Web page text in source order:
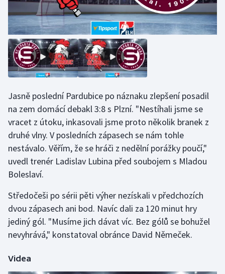
Jasně poslední Pardubice po náznaku zlepšení posadil
na zem domácí debakl 3:8 s Plzní. "Nestíhali jsme se
vracet z útoku, inkasovali jsme proto několik branek z
druhé vlny. V posledních zápasech se nám tohle
nestávalo. Věřím, že se hráči z nedělní porážky poučí,"
uvedl trenér Ladislav Lubina před soubojem s Mladou
Boleslaví.
Středočeši po sérii pěti výher nezískali v předchozích
dvou zápasech ani bod. Navíc dali za 120 minut hry
jediný gól. "Musíme jich dávat víc. Bez gólů se bohužel
nevyhrává," konstatoval obránce David Němeček.
Videa